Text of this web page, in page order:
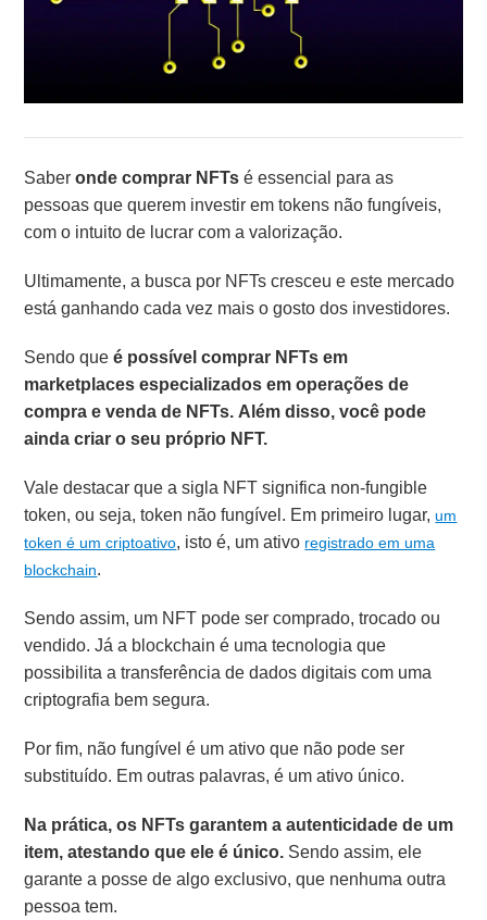
Saberonde comprar NFTsé essencial para as
pessoas que querem investir em tokens não fungíveis,
com o intuito de lucrar com a valorização.
Ultimamente, a busca por NFTs cresceu e este mercado
está ganhando cada vez mais o gosto dos investidores.
Sendo queé possível comprar NFTs em
marketplaces especializados em operações de
compra e venda de NFTs.Além disso, você pode
ainda criar o seu próprio NFT.
Vale destacar que a sigla NFT significa non-fungible
token, ou seja, token não fungível. Em primeiro lugar,um
token é um criptoativo, isto é, um ativo registrado em uma
blockchain.
Sendo assim, um NFT pode ser comprado, trocado ou
vendido.Já a blockchain é uma tecnologia que
possibilita a transferência de dados digitais com uma
criptografia bem segura.
Por fim, não fungível é um ativo que não pode ser
substituído. Em outras palavras, é um ativo único.
Na prática, os NFTs garantem a autenticidade de um
item, atestando que ele é único. Sendo assim, ele
garante a posse de algo exclusivo, que nenhuma outra
pessoa tem.